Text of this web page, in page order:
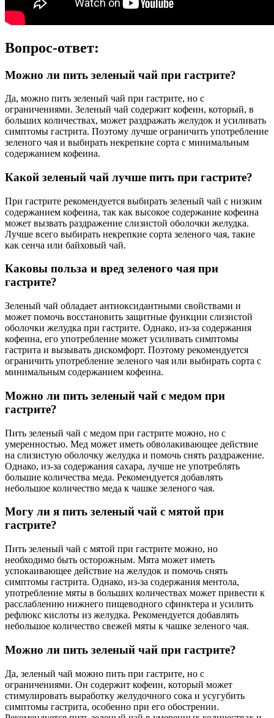
Вопрос-ответ:
Можно ли пить зеленый чай при гастрите?
Да, можно пить зеленый чай при гастрите, но с
ограничениями. Зеленый чай содержит кофеин, который, в
больших количествах, может раздражать желудок и усиливать
симптомы гастрита. Поэтому лучше ограничить употребление
зеленого чая и выбирать некрепкие сорта с минимальным
содержанием кофеина.
Какой зеленый чай лучше пить при гастрите?
При гастрите рекомендуется выбирать зеленый чай с низким
содержанием кофеина, так как высокое содержание кофеина
может вызвать раздражение слизистой оболочки желудка.
Лучше всего выбирать некрепкие сорта зеленого чая, такие
как сенча или байховый чай.
Каковы польза и вред зеленого чая при
гастрите?
Зеленый чай обладает антиоксидантными свойствами и
может помочь восстановить защитные функции слизистой
оболочки желудка при гастрите. Однако, из-за содержания
кофеина, его употребление может усиливать симптомы
гастрита и вызывать дискомфорт. Поэтому рекомендуется
ограничить употребление зеленого чая или выбирать сорта с
минимальным содержанием кофеина.
Можно ли пить зеленый чай с медом при
гастрите?
Пить зеленый чай с медом при гастрите можно, но с
умеренностью. Мед может иметь обволакивающее действие
на слизистую оболочку желудка и помочь снять раздражение.
Однако, из-за содержания сахара, лучше не употреблять
большие количества меда. Рекомендуется добавлять
небольшое количество меда к чашке зеленого чая.
Могу ли я пить зеленый чай с мятой при
гастрите?
Пить зеленый чай с мятой при гастрите можно, но
необходимо быть осторожным. Мята может иметь
успокаивающее действие на желудок и помочь снять
симптомы гастрита. Однако, из-за содержания ментола,
употребление мяты в больших количествах может привести к
расслаблению нижнего пищеводного сфинктера и усилить
рефлюкс кислоты из желудка. Рекомендуется добавлять
небольшое количество свежей мяты к чашке зеленого чая.
Можно ли пить зеленый чай при гастрите?
Да, зеленый чай можно пить при гастрите, но с
ограничениями. Он содержит кофеин, который может
стимулировать выработку желудочного сока и усугубить
симптомы гастрита, особенно при его обострении.